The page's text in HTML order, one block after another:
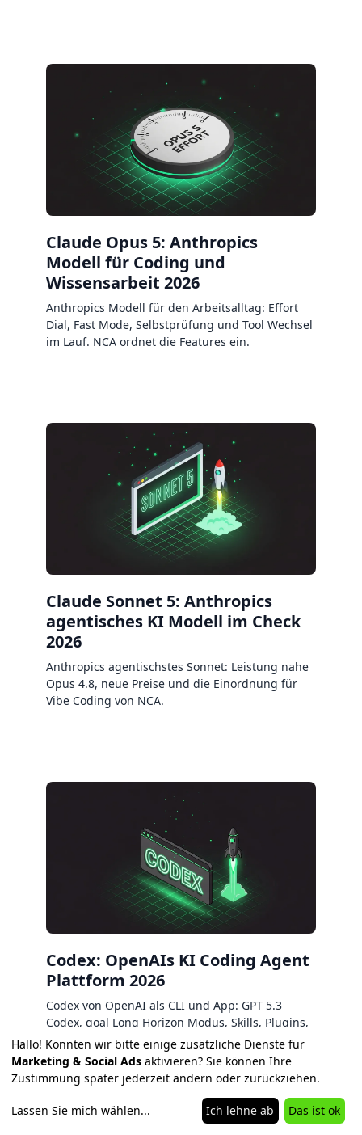
Claude Opus 5: Anthropics
Modell für Coding und
Wissensarbeit 2026
Anthropics Modell für den Arbeitsalltag: Effort
Dial, Fast Mode, Selbstprüfung und Tool Wechsel
im Lauf. NCA ordnet die Features ein.
Claude Sonnet 5: Anthropics
agentisches KI Modell im Check
2026
Anthropics agentischstes Sonnet: Leistung nahe
Opus 4.8, neue Preise und die Einordnung für
Vibe Coding von NCA.
Codex: OpenAIs KI Coding Agent
Plattform 2026
Codex von OpenAI als CLI und App: GPT 5.3
Codex, goal Long Horizon Modus, Skills, Plugins,
Computer Use. NCA bewertet die Plattform
editorial und kritisch.
Hallo! Könnten wir bitte einige zusätzliche Dienste für
Marketing & Social Ads aktivieren? Sie können Ihre
Zustimmung später jederzeit ändern oder zurückziehen.
Lassen Sie mich wählen... Ich lehne ab Das ist ok